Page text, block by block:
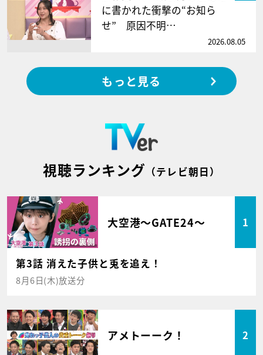
に書かれた衝撃の“お知ら
せ” 原因不明…
2026.08.05
もっと見る
視聴ランキング （テレビ朝日）
大空港～GATE24～ 1
第3話 消えた子供と兎を追え！
8月6日(木)放送分
アメトーーク！ 2